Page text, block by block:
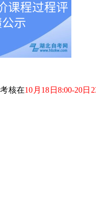
核在10月18日8:00-20日